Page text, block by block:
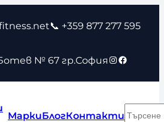
📞 +359 877 277 595
№ 67 гр.София Instagram
Facebook
МаркиБлогКонтакти